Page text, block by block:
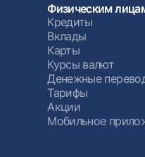
Физическим
Кредиты
Вклады
Карты
Курсы валют
Денежные
Тарифы
Акции
Мобильное